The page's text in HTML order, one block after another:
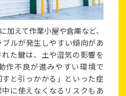
加えて作業小屋や倉庫など、
ルが発生しやすい傾向があ
た鍵は、土や湿気の影響を
作不良が進みやすい環境で
と引っかかる」といった症
に使えなくなるリスクもあ